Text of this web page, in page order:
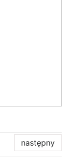
następny